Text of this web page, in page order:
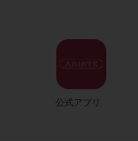
公式アプリ